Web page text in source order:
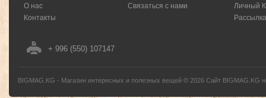
О нас
Контакты
Связаться с нами
Личный
Рассылка
+ 996 (550) 107147
BIGMAG.KG - Магазин интересных и полезных вещей © 2026 Сайт BIGMAG.KG